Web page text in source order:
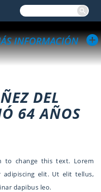
DEL
64 AÑOS
change this text. Lorem
adipiscing elit. Ut elit tellus,
dapibus leo.